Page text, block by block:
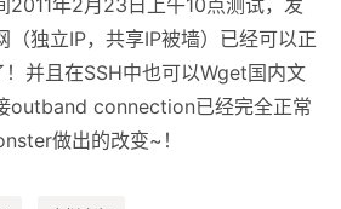
2011年2月23日上午10点测试，发
（独立IP，共享IP被墙）已经可以正
并且在SSH中也可以Wget国内文
outband connection已经完全正常
做出的改变~！